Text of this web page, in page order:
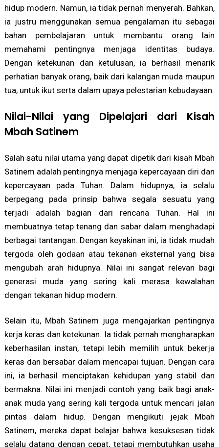
hidup modern. Namun, ia tidak pernah menyerah. Bahkan,
ia justru menggunakan semua pengalaman itu sebagai
bahan pembelajaran untuk membantu orang lain
memahami pentingnya menjaga identitas budaya.
Dengan ketekunan dan ketulusan, ia berhasil menarik
perhatian banyak orang, baik dari kalangan muda maupun
tua, untuk ikut serta dalam upaya pelestarian kebudayaan.
Nilai-Nilai yang Dipelajari dari Kisah
Mbah Satinem
Salah satu nilai utama yang dapat dipetik dari kisah Mbah
Satinem adalah pentingnya menjaga kepercayaan diri dan
kepercayaan pada Tuhan. Dalam hidupnya, ia selalu
berpegang pada prinsip bahwa segala sesuatu yang
terjadi adalah bagian dari rencana Tuhan. Hal ini
membuatnya tetap tenang dan sabar dalam menghadapi
berbagai tantangan. Dengan keyakinan ini, ia tidak mudah
tergoda oleh godaan atau tekanan eksternal yang bisa
mengubah arah hidupnya. Nilai ini sangat relevan bagi
generasi muda yang sering kali merasa kewalahan
dengan tekanan hidup modern.
Selain itu, Mbah Satinem juga mengajarkan pentingnya
kerja keras dan ketekunan. Ia tidak pernah mengharapkan
keberhasilan instan, tetapi lebih memilih untuk bekerja
keras dan bersabar dalam mencapai tujuan. Dengan cara
ini, ia berhasil menciptakan kehidupan yang stabil dan
bermakna. Nilai ini menjadi contoh yang baik bagi anak-
anak muda yang sering kali tergoda untuk mencari jalan
pintas dalam hidup. Dengan mengikuti jejak Mbah
Satinem, mereka dapat belajar bahwa kesuksesan tidak
selalu datang dengan cepat, tetapi membutuhkan usaha